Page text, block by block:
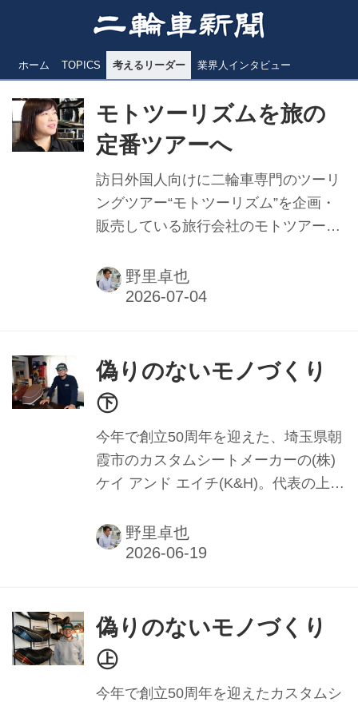
ホーム TOPICS 考えるリーダー 業界人インタビュー
モトツーリズムを旅の
定番ツアーへ
訪日外国人向けに二輪車専門のツーリ
ングツアー“モトツーリズム”を企画・
販売している旅行会社のモトツアーズ
て、訪日外国人の誘致に力を入れてい
るのと、直近では円安効果もあり、イ
トツアーズジャパンの原田美和取締役
社長に人気のツアーや今後の展開につ
いて話を聞いた。
野里卓也
偽りのないモノづくり
㊦
今年で創立50周年を迎えた、埼玉県朝
霞市のカスタムシートメーカーの(株)
ケイ アンド エイチ(K&H)。代表の上山
てもらうインタビューの続き。本稿で
はシートメーカーとしてのフィロソフ
野里卓也
偽りのないモノづくり
㊤
今年で創立50周年を迎えたカスタムシ